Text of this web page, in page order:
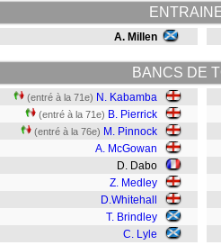
A. Millen
BANCS DE
(entré à la 71e) N. Kabamba
(entré à la 71e) B. Pierrick
(entré à la 76e) M. Pinnock
A. McGowan
D. Dabo
Z. Medley
D.Whitehall
T. Brindley
C. Lyle